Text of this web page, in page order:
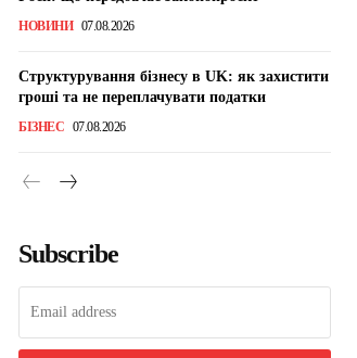
НОВИНИ 07.08.2026
Структурування бізнесу в UK: як захистити
гроші та не переплачувати податки
БІЗНЕС 07.08.2026
Subscribe